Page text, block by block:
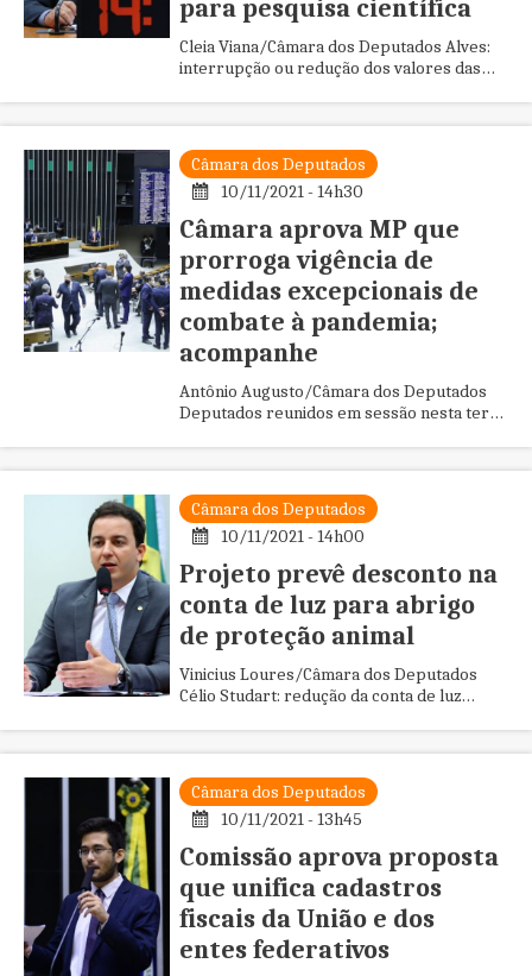
para pesquisa científica
Cleia Viana/Câmara dos Deputados Alves:
interrupção ou redução dos valores das
Câmara dos Deputados
10/11/2021 - 14h30
Câmara aprova MP que
prorroga vigência de
medidas excepcionais de
combate à pandemia;
acompanhe
Antônio Augusto/Câmara dos Deputados
Deputados reunidos em sessão nesta terça
Câmara dos Deputados
10/11/2021 - 14h00
Projeto prevê desconto na
conta de luz para abrigo
de proteção animal
Vinicius Loures/Câmara dos Deputados
Célio Studart: redução da conta de luz
Câmara dos Deputados
10/11/2021 - 13h45
Comissão aprova proposta
que unifica cadastros
fiscais da União e dos
entes federativos